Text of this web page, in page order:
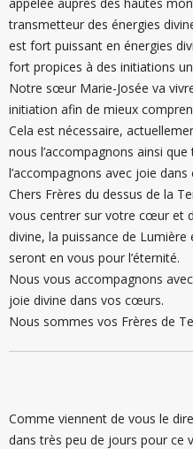
transmetteur des énergies
est fort puissant en énergies
fort propices à des initiations
Notre sœur Marie-Josée va
initiation afin de mieux
Cela est nécessaire,
nous l’accompagnons ainsi
l’accompagnons avec joie
Chers Frères du dessus de la
vous centrer sur votre cœur et
divine, la puissance de
seront en vous pour l’éternité.
Nous vous accompagnons
joie divine dans vos cœurs.
Nous sommes vos Frères de
Comme viennent de vous le
dans très peu de jours pour ce